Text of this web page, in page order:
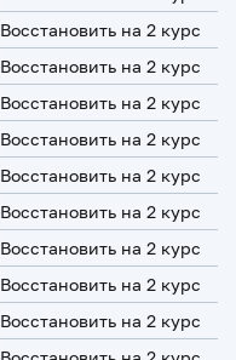
Восстановить на 2 курс
Восстановить на 2 курс
Восстановить на 2 курс
Восстановить на 2 курс
Восстановить на 2 курс
Восстановить на 2 курс
Восстановить на 2 курс
Восстановить на 2 курс
Восстановить на 2 курс